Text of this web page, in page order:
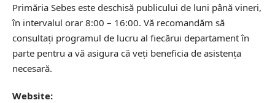
Primăria Sebes este deschisă publicului de luni până vineri,
în intervalul orar 8:00 – 16:00. Vă recomandăm să
consultați programul de lucru al fiecărui departament în
parte pentru a vă asigura că veți beneficia de asistența
necesară.
Website: